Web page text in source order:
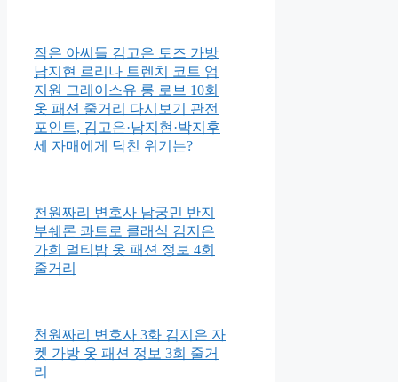
작은 아씨들 김고은 토즈 가방
남지현 르리나 트렌치 코트 엄
지원 그레이스유 롱 로브 10회
옷 패션 줄거리 다시보기 관전
포인트, 김고은·남지현·박지후
세 자매에게 닥친 위기는?
천원짜리 변호사 남궁민 반지
부쉐론 콰트로 클래식 김지은
가희 멀티밤 옷 패션 정보 4회
줄거리
천원짜리 변호사 3화 김지은 자
켓 가방 옷 패션 정보 3회 줄거
리